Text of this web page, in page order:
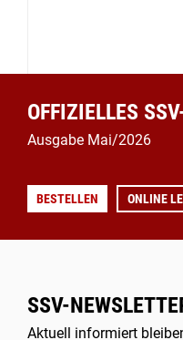
OFFIZIELLES
Ausgabe Mai/2026
BESTELLEN ONLINE
SSV-
Aktuell informiert